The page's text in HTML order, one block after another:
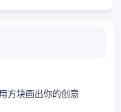
方块画出你的创意